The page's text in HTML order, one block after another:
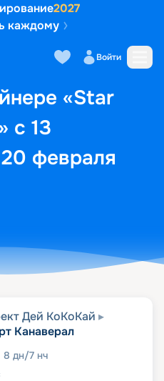
2027
каждому
Войти
«Star
с 13
февраля
кают Маршрут и
Дей КоКоКай
Канаверал
8 дн/7 нч